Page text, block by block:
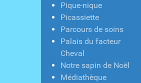
Pique-nique
Picassiette
Parcours de soins
Palais du facteur
Cheval
Notre sapin de Noël
Médiathèque